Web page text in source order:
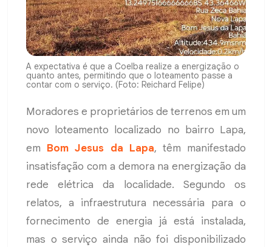
A expectativa é que a Coelba realize a energização o
quanto antes, permitindo que o loteamento passe a
contar com o serviço. (Foto: Reichard Felipe)
Moradores e proprietários de terrenos em um
novo loteamento localizado no bairro Lapa,
em Bom Jesus da Lapa, têm manifestado
insatisfação com a demora na energização da
rede elétrica da localidade. Segundo os
relatos, a infraestrutura necessária para o
fornecimento de energia já está instalada,
mas o serviço ainda não foi disponibilizado